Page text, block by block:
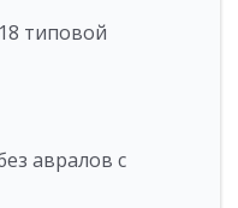
типовой
авралов с